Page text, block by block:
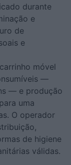
durante
e
de
e
móvel
—
— e produção
uma
O operador
de higiene
válidas.